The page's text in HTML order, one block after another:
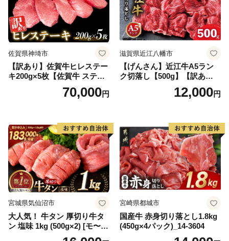
佐賀県神埼市
【訳あり】佐賀牛ヒレステー
キ200g×5枚【佐賀牛 ステー
キ ブランド肉 ヒレ肉 フィレ
肉 ジューシー ヘルシー】(H0
70,000円
滋賀県近江八幡市
【げんさん】近江牛A5ラン
ク切落し【500g】【訳あり】
12,000円
宮城県気仙沼市
大人気！ 牛タン 厚切り牛タ
ン 塩味 1kg (500g×2) [モ〜ラ
ンド 宮城県 気仙沼市 205646
宮崎県都城市
国産牛 赤身切り落とし1.8kg
(450g×4パック)_14-3604